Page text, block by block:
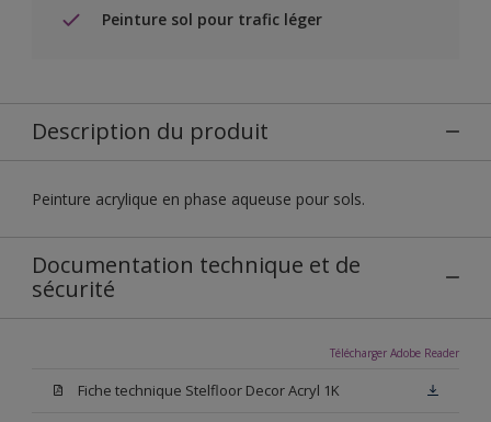
Peinture sol pour trafic léger
Description du produit
Peinture acrylique en phase aqueuse pour sols.
Documentation technique et de
sécurité
Télécharger Adobe Reader
Fiche technique Stelfloor Decor Acryl 1K